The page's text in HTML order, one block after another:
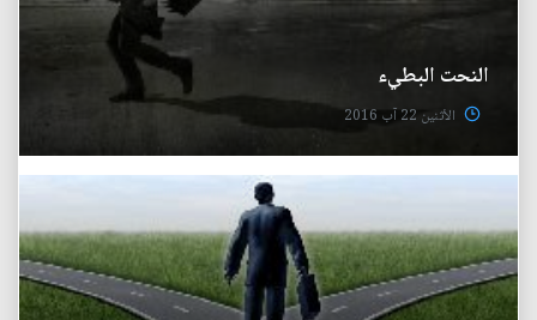
النحت البطيء
الأثنين 22 آب 2016